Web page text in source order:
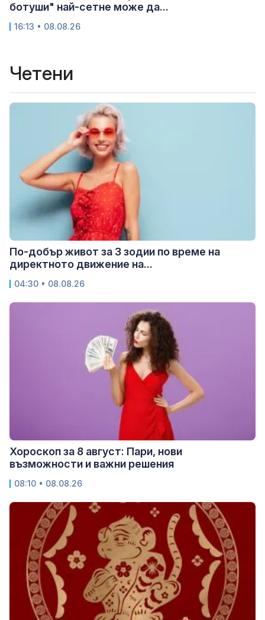
ботуши" най-сетне може да...
16:13 • 08.08.26
Четени
По-добър живот за 3 зодии по време на
директното движение на...
04:30 • 08.08.26
Хороскоп за 8 август: Пари, нови
възможности и важни решения
08:10 • 08.08.26